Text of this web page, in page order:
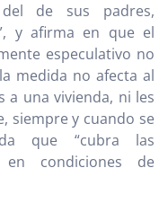
del de sus padres,
y afirma en que el
especulativo no
medida no afecta al
a una vivienda, ni les
siempre y cuando se
que “cubra las
en condiciones de